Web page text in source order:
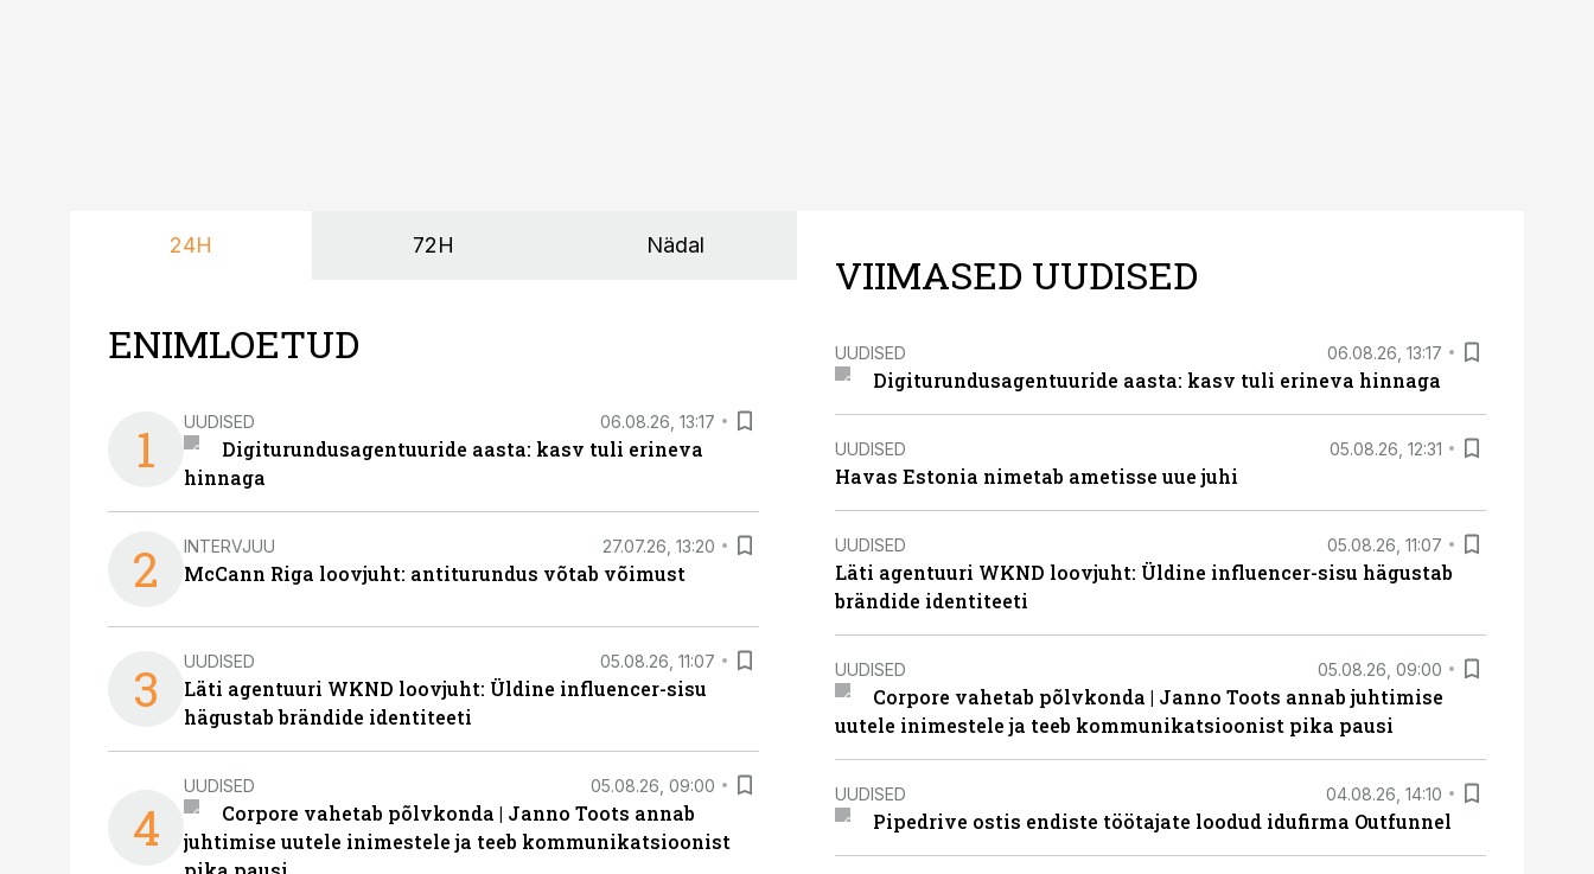
24H 72H Nädal
ENIMLOETUD
1 UUDISED 06.08.26, 13:17
Digiturundusagentuuride aasta: kasv tuli erineva
hinnaga
2 INTERVJUU 27.07.26, 13:20
McCann Riga loovjuht: antiturundus võtab võimust
3 UUDISED 05.08.26, 11:07
Läti agentuuri WKND loovjuht: Üldine influencer-sisu
hägustab brändide identiteeti
4
UUDISED 05.08.26, 09:00
Corpore vahetab põlvkonda | Janno Toots annab
juhtimise uutele inimestele ja teeb kommunikatsioonist
VIIMASED UUDISED
UUDISED 06.08.26, 13:17
Digiturundusagentuuride aasta: kasv tuli erineva hinnaga
UUDISED 05.08.26, 12:31
Havas Estonia nimetab ametisse uue juhi
UUDISED 05.08.26, 11:07
Läti agentuuri WKND loovjuht: Üldine influencer-sisu hägustab
brändide identiteeti
UUDISED 05.08.26, 09:00
Corpore vahetab põlvkonda | Janno Toots annab juhtimise
uutele inimestele ja teeb kommunikatsioonist pika pausi
UUDISED 04.08.26, 14:10
Pipedrive ostis endiste töötajate loodud idufirma Outfunnel